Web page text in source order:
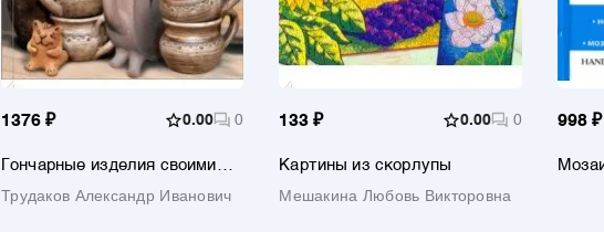
1376 ₽ 0.00 0
Гончарные изделия своими
Трудаков Александр Иванович
133 ₽ 0.00 0
Картины из скорлупы
Мешакина Любовь Викторовна
998 ₽